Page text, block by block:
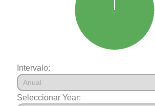
Intervalo:
Seleccionar Year: